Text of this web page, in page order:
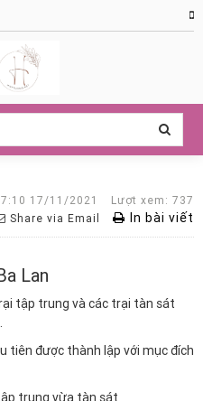
17/11/2021
Lượt xem: 737
Share via Email
In bài viết
Lan
tập trung và các trại tàn sát
tiên được thành lập với mục đích
trung vừa tàn sát.